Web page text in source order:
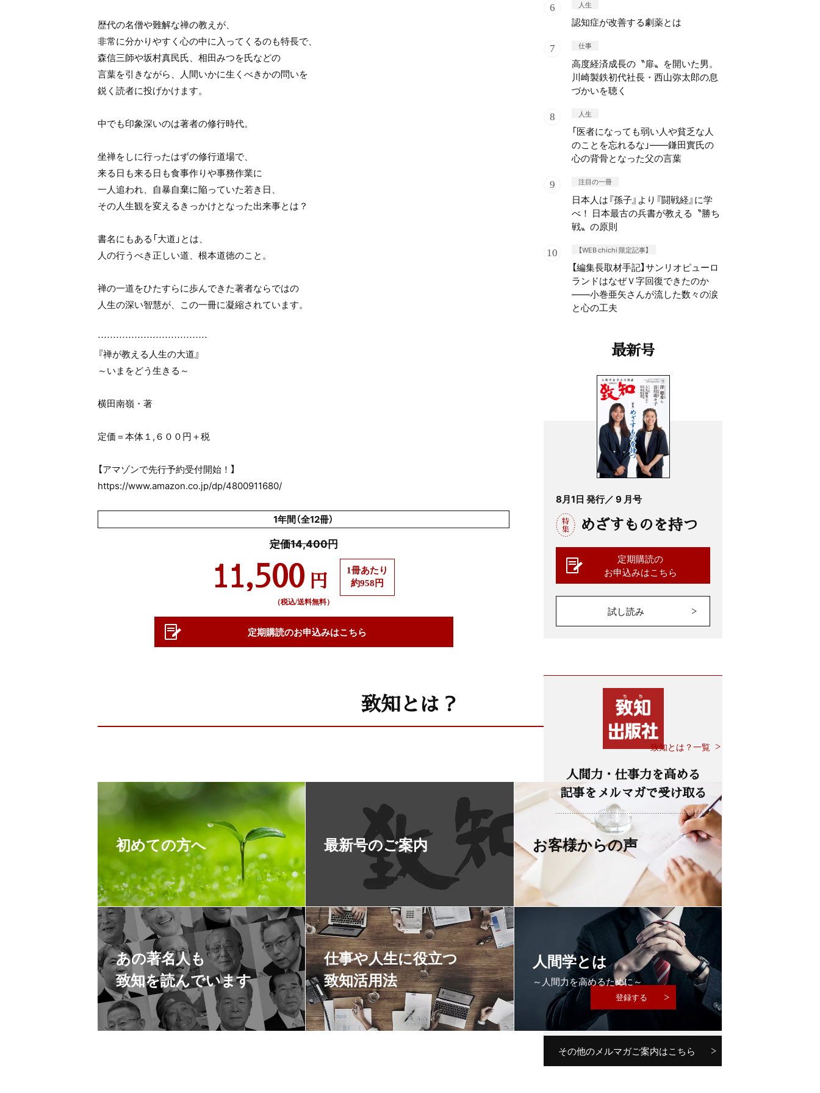
歴代の名僧や難解な禅の教えが、
非常に分かりやすく心の中に入ってくるのも特長で、
森信三師や坂村真民氏、相田みつを氏などの
言葉を引きながら、人間いかに生くべきかの問いを
鋭く読者に投げかけます。
中でも印象深いのは著者の修行時代。
坐禅をしに行ったはずの修行道場で、
来る日も来る日も食事作りや事務作業に
一人追われ、自暴自棄に陥っていた若き日、
その人生観を変えるきっかけとなった出来事とは？
書名にもある「大道」とは、
人の行うべき正しい道、根本道徳のこと。
禅の一道をひたすらに歩んできた著者ならではの
人生の深い智慧が、この一冊に凝縮されています。
………………………………
『禅が教える人生の大道』
～いまをどう生きる～
横田南嶺・著
定価＝本体１,６００円＋税
【アマゾンで先行予約受付開始！】
https://www.amazon.co.jp/dp/4800911680/
1年間（全12冊）
定価14,400円
11,500 円
1冊あたり
約958円
（税込/送料無料）
定期購読のお申込みはこちら
致知とは？
致知とは？一覧
初めての方へ 最新号のご案内 お客様からの声
あの著名人も
致知を読んでいます
仕事や人生に役立つ
致知活用法
人間学とは
～人間力を高めるために～
人生
認知症が改善する劇薬とは
仕事
高度経済成長の〝扉〟を開いた男。
川崎製鉄初代社長・西山弥太郎の息
づかいを聴く
人生
「医者になっても弱い人や貧乏な人
のことを忘れるな」——鎌田實氏の
心の背骨となった父の言葉
注目の一冊
日本人は『孫子』より『闘戦経』に学
べ！ 日本最古の兵書が教える〝勝ち
戦〟の原則
【WEB chichi 限定記事】
【編集長取材手記】サンリオピューロ
ランドはなぜＶ字回復できたのか
——小巻亜矢さんが流した数々の涙
と心の工夫
最新号
8月1日 発行／ 9 月号
めざすものを持つ
定期購読の
お申込みはこちら
試し読み
人間力・仕事力を高める
記事をメルマガで受け取る
メルマガ読者６万人の致知出版社
公式「人間力メルマガ」に登録する
（登録無料・特典付き）
その他のメルマガご案内はこちら